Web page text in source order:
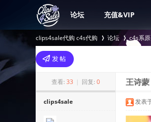
论坛 充值&VIP
clips4sale代购 c4s代购
>
论坛 c4s系
查看: 33 | 回复: 0 王诗
clips4sale 发表